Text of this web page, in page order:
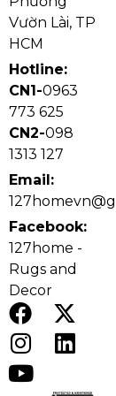
Chi
Về chất liệu,
độ trong và
đèn phản
gian. Phần
khi treo, hạn
trong phòng
hợp này vừa
Vườn Lài, TP
HCM
Hotline:
CN1-0963
773 625
CN2-098
1313 127
Email:
Facebook:
127home -
Rugs and
Decor